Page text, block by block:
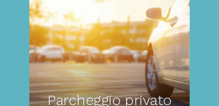
Parcheggio privato